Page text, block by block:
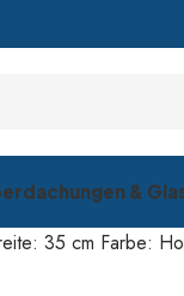
&
35 cm Farbe: